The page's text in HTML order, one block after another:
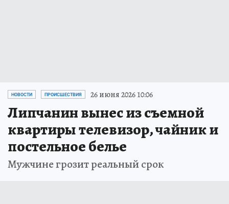
НОВОСТИ ПРОИСШЕСТВИЯ 26 июня 2026 10:06
Липчанин вынес из съемной
квартиры телевизор, чайник и
постельное белье
Мужчине грозит реальный срок